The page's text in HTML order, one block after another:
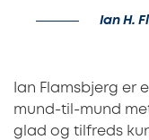
Ian H.
Ian Flamsbjerg er
mund-til-mund
glad og tilfreds